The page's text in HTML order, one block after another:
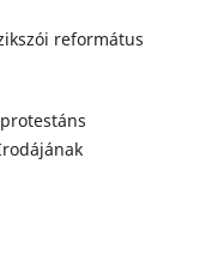
református